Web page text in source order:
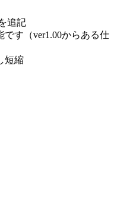
追記
す（ver1.00からある仕
短縮